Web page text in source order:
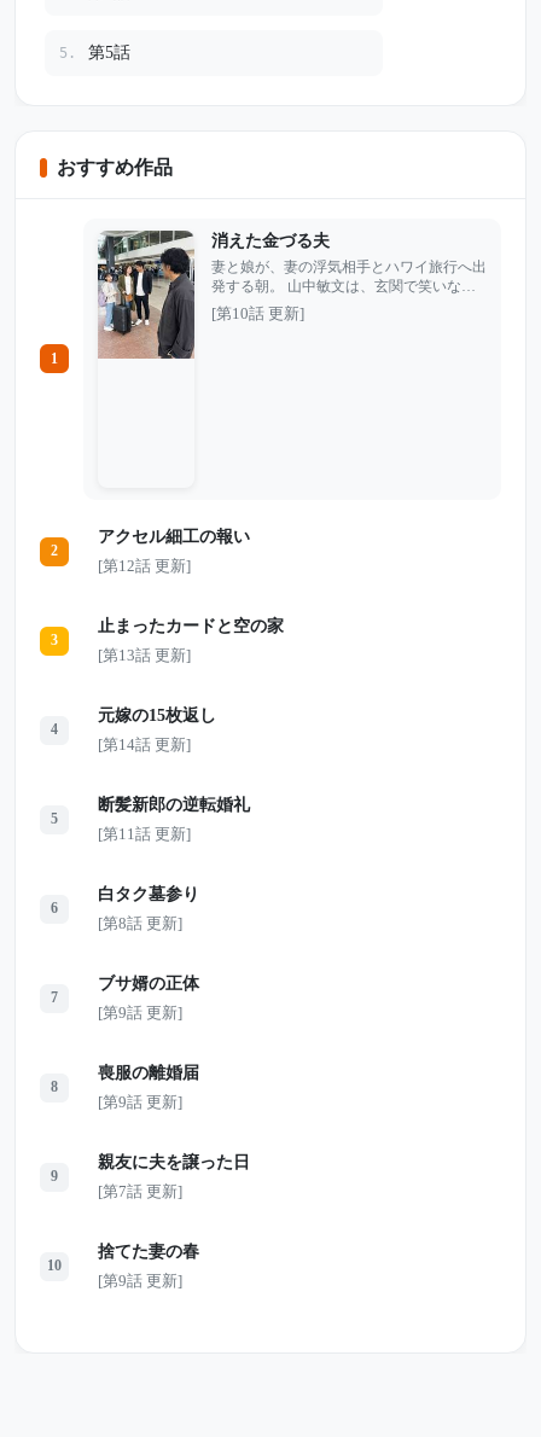
乗りたいだけだと平気で暴露した言葉を、玄関の陰に隠れ
に出かける穏やかな毎日が、私の一番幸せな時間になっ
5. 第5話
おすすめ作品
1
消えた金づる夫
妻と娘が、妻の浮気相手とハワイ旅行へ出
発する朝。 山中敏文は、玄関で笑いなが
ら荷物を確認する2人を黙って見送ってい
た。妻の裏切りも、娘がそれを知りながら
然のように帰るつもりだった場所は、もう
た時、彼女たちの人生は一気に崩れ始める
――。
[第10話 更新]
2
アクセル細工の報い
[第12話 更新]
3
止まったカードと空の家
[第13話 更新]
4
元嫁の15枚返し
[第14話 更新]
5
断髪新郎の逆転婚礼
[第11話 更新]
6
白タク墓参り
[第8話 更新]
7
ブサ婿の正体
[第9話 更新]
8
喪服の離婚届
[第9話 更新]
9
親友に夫を譲った日
[第7話 更新]
10
捨てた妻の春
[第9話 更新]